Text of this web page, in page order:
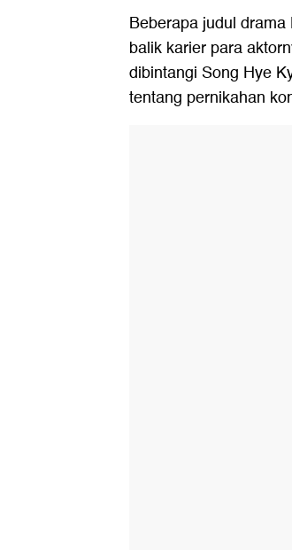
Beberapa judul
balik karier para
dibintangi Song Hye
tentang pernikahan